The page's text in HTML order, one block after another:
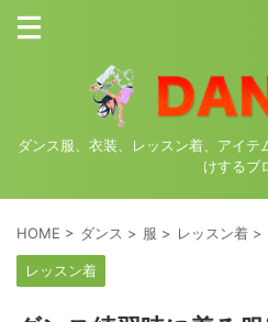
ダンス服、衣装、レッスン着、アイテ
けするブ
HOME > ダンス > 服 > レッスン着 >
レッスン着